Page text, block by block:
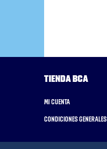
Tienda BCA
Mi cuenta
Condiciones generales